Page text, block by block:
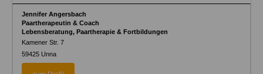
Jennifer Angersbach
Paartherapeutin & Coach
Lebensberatung, Paartherapie & Fortbildungen
Kamener Str. 7
59425 Unna